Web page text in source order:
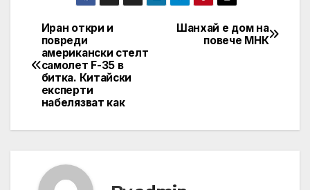
Post
navigation
Шанхай е дом на
повече МНК
Иран откри и
повреди
американски стелт
самолет F-35 в
битка. Китайски
експерти
набелязват как